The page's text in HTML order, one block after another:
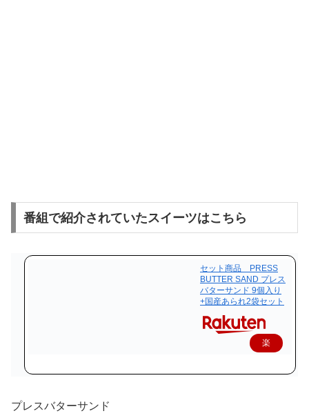
番組で紹介されていたスイーツはこちら
セット商品 PRESS
BUTTER SAND プレス
バターサンド 9個入り
+国産あられ2袋セット
楽
プレスバターサンド